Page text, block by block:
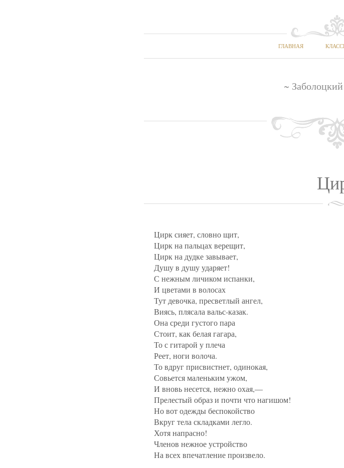
ГЛАВНАЯ
~
Цирк сияет, словно щит,
Цирк на пальцах верещит,
Цирк на дудке завывает,
Душу в душу ударяет!
С нежным личиком испанки,
И цветами в волосах
Тут девочка, пресветлый ангел,
Виясь, плясала вальс-казак.
Она среди густого пара
Стоит, как белая гагара,
То с гитарой у плеча
Реет, ноги волоча.
То вдруг присвистнет, одинокая,
Совьется маленьким ужом,
И вновь несется, нежно охая,—
Прелестый образ и почти что нагишом!
Но вот одежды беспокойство
Вкруг тела складками легло.
Хотя напрасно!
Членов нежное устройство
На всех впечатление произвело.